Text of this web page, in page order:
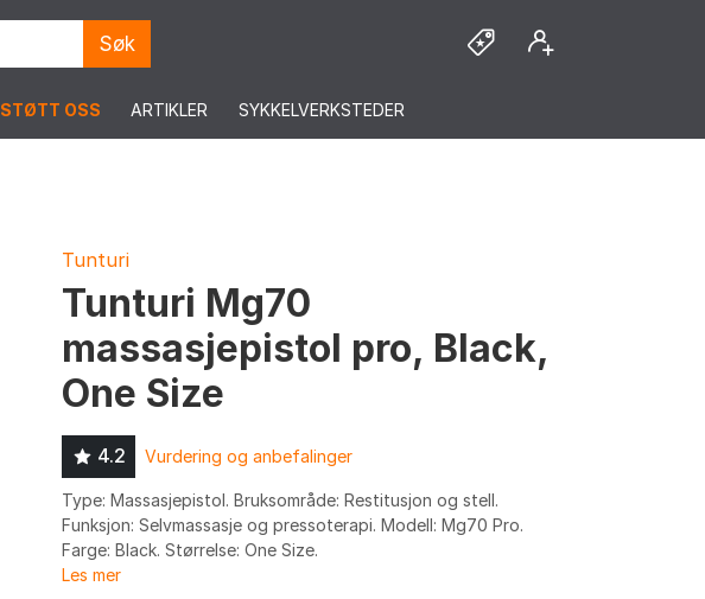
Søk
STØTT OSS ARTIKLER SYKKELVERKSTEDER
Tunturi
Tunturi Mg70
massasjepistol pro, Black,
One Size
4.2 Vurdering og anbefalinger
Type: Massasjepistol. Bruksområde: Restitusjon og stell.
Funksjon: Selvmassasje og pressoterapi. Modell: Mg70 Pro.
Farge: Black. Størrelse: One Size.
Les mer